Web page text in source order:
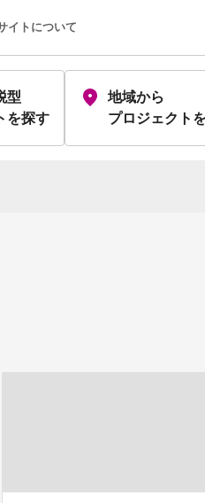
イトについて
型
を探す
地域から
プロジェクト